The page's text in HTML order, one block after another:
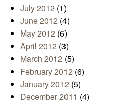
July 2012 (1)
June 2012 (4)
May 2012 (6)
April 2012 (3)
March 2012 (5)
February 2012 (6)
January 2012 (5)
December 2011 (4)